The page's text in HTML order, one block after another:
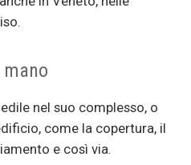
nel suo complesso, o
come la copertura, il
e così via.